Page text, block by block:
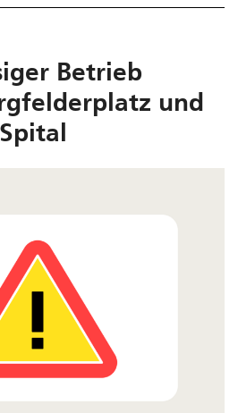
Betrieb
und